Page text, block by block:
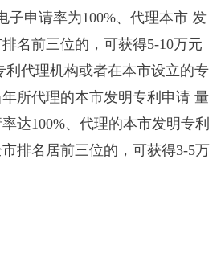
子申请率为100%、代理本市 发
名前三位的，可获得5-10万元
利代理机构或者在本市设立的专
所代理的本市发明专利申请 量
达100%、代理的本市发明专利
排名居前三位的，可获得3-5万